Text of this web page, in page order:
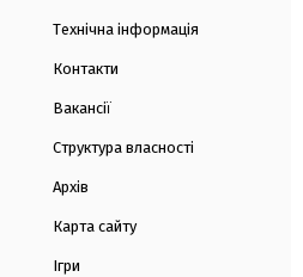
Технічна інформація
Контакти
Вакансії
Структура власності
Архів
Карта сайту
Ігри